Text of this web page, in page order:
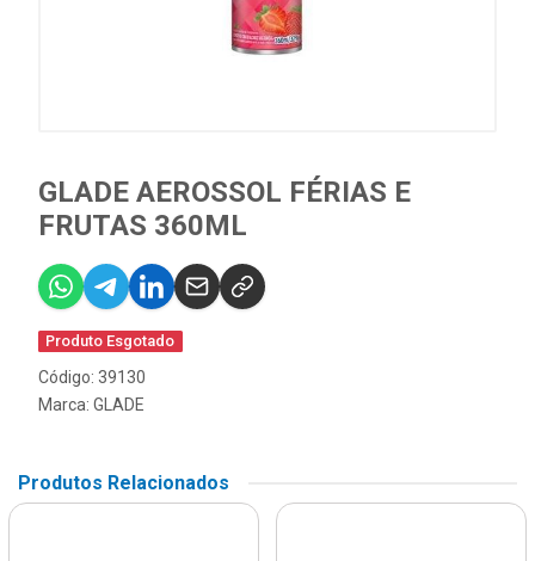
GLADE AEROSSOL FÉRIAS E
FRUTAS 360ML
Produto Esgotado
Código: 39130
Marca: GLADE
Produtos Relacionados